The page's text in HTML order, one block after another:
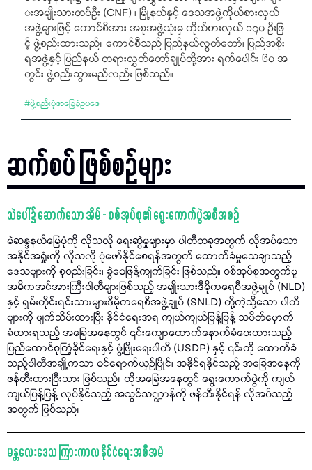
းအမျိုးသားတပ်ဦး (CNF) ၊ မြို့နယ်နှင့် ဒေသအဖွဲ့ကိုယ်စားလှယ်
အဖွဲ့များဖြင့် ကောင်စီအား အစုအဖွဲ့သုံးမှ ကိုယ်စားလှယ် ၁၄၀ ဦးဖြ
င့် ဖွဲ့စည်းထားသည်။ ကောင်စီသည် ပြည်နယ်လွှတ်တော်၊ ပြည်အစိုး
ရအဖွဲ့နှင့် ပြည်နယ် တရားလွှတ်တော်ချုပ်တို့အား ရက်ပေါင်း ၆၀ အ
တွင်း ဖွဲ့စည်းသွားမည်လည်း ဖြစ်သည်။
#ဖွဲ့စည်းပုံအခြေခံဥပဒေ
ဆက်စပ် ဖြစ်စဉ်များ
သဲပေါ်၌ ဆောက်သော အိမ် - စစ်အုပ်စု၏ ရွေးကောက်ပွဲအစီအစဉ်
မဲဆန္ဒနယ်မြေပုံကို လိုသလို​ ရေးဆွဲမှုများမှာ ပါတီတခုအတွက် လိုအပ်သော
အနိုင်အရှုံးကို လိုသလို ပုံဖော်နိုင်စေရန်အတွက် ထောက်ခံမှုသေချာသည့်
ဒေသများကို စုစည်းခြင်း၊ ခွဲဝေဖြန့်ကျက်ခြင်း ဖြစ်သည်။ စစ်အုပ်စုအတွက်မူ
အဓိကအင်အားကြီးပါတီများဖြစ်သည့်​ အမျိုးသားဒီမိုကရေစီအဖွဲ့ချုပ် (NLD)
နှင့် ရှမ်းတိုင်းရင်းသားများဒီမိုကရေစီအဖွဲ့ချုပ် (SNLD) တို့ကဲ့သို့သော ပါတီ
များကို ဖျက်သိမ်းထားပြီး နိုင်ငံရေးအရ ကျယ်ကျယ်ပြန့်ပြန့် သပိတ်မှောက်
ခံထားရသည့် အခြေအနေတွင် ၎င်းကျောထောက်နောက်ခံပေးထားသည့်
ပြည်ထောင်စုကြံ့ခိုင်ရေးနှင့် ဖွံ့ဖြိုးရေးပါတီ (USDP) နှင့် ၎င်းကို ထောက်ခံ
သည့်ပါတီအချို့ကသာ ဝင်ရောက်ယှဉ်ပြိုင်၊ အနိုင်ရနိုင်သည့် အခြေအနေကို
ဖန်တီးထားပြီးသား ဖြစ်သည်။ ထိုအခြေအနေတွင် ရွေးကောက်ပွဲကို ကျယ်
ကျယ်ပြန့်ပြန့် လုပ်နိုင်သည့် အသွင်သဏ္ဍာန်ကို ဖန်တီးနိုင်ရန် လိုအပ်သည့်
အတွက် ဖြစ်သည်။
မန္တလေးဒေသ ကြားကာလ နိုင်ငံရေးအစီအမံ